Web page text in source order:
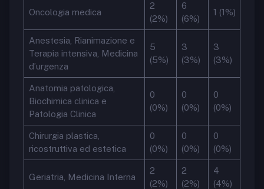
Oncologia medica
2
(2%)
6
(6%)
1 (1%)
Anestesia, Rianimazione e
Terapia intensiva, Medicina
d’urgenza
5
(5%)
3
(3%)
3
(3%)
Anatomia patologica,
Biochimica clinica e
Patologia Clinica
0
(0%)
0
(0%)
0
(0%)
Chirurgia plastica,
ricostruttiva ed estetica
0
(0%)
0
(0%)
0
(0%)
Geriatria, Medicina Interna
2
(2%)
2
(2%)
4
(4%)